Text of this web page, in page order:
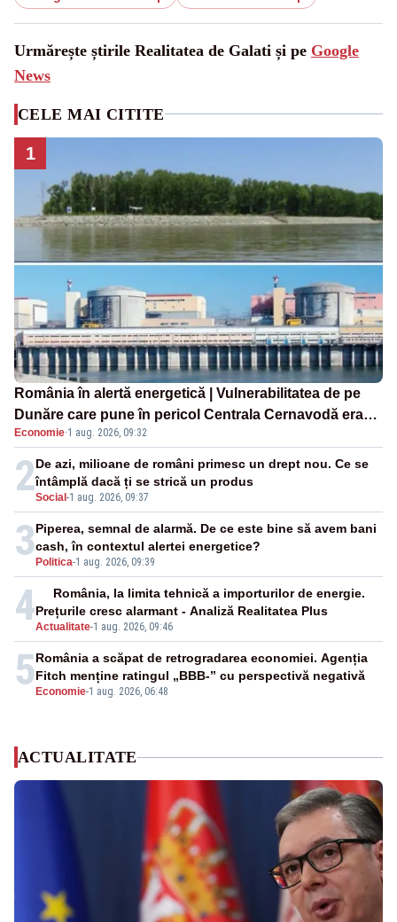
Urmărește știrile Realitatea de Galati și pe Google
News
CELE MAI CITITE
1
România în alertă energetică | Vulnerabilitatea de pe
Dunăre care pune în pericol Centrala Cernavodă era
cunoscută de pe vremea lui Ceaușescu
Economie·1 aug. 2026, 09:32
2Social -1 aug. 2026, 09:37
De azi, milioane de români primesc un drept nou. Ce se
întâmplă dacă ți se strică un produs
3 Politica-1 aug. 2026, 09:39
Piperea, semnal de alarmă. De ce este bine să avem bani
cash, în contextul alertei energetice?
4Actualitate-1 aug. 2026, 09:46
România, la limita tehnică a importurilor de energie.
Prețurile cresc alarmant - Analiză Realitatea Plus
5 Economie-1 aug. 2026, 06:48
România a scăpat de retrogradarea economiei. Agenția
Fitch menține ratingul „BBB-” cu perspectivă negativă
ACTUALITATE